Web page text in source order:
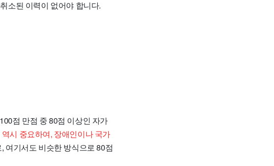
소된 이력이 없어야 합니다.
점 만점 중 80점 이상인 자가
시 중요하여, 장애인이나 국가
여기서도 비슷한 방식으로 80점